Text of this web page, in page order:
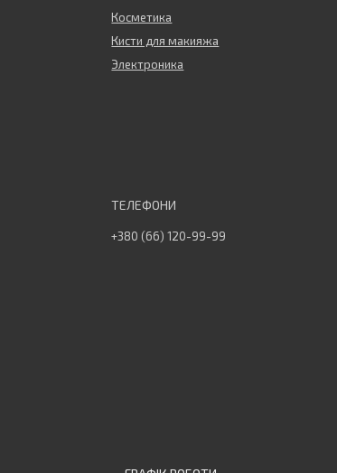
Косметика
Кисти для макияжа
Электроника
+380 (66) 120-99-99